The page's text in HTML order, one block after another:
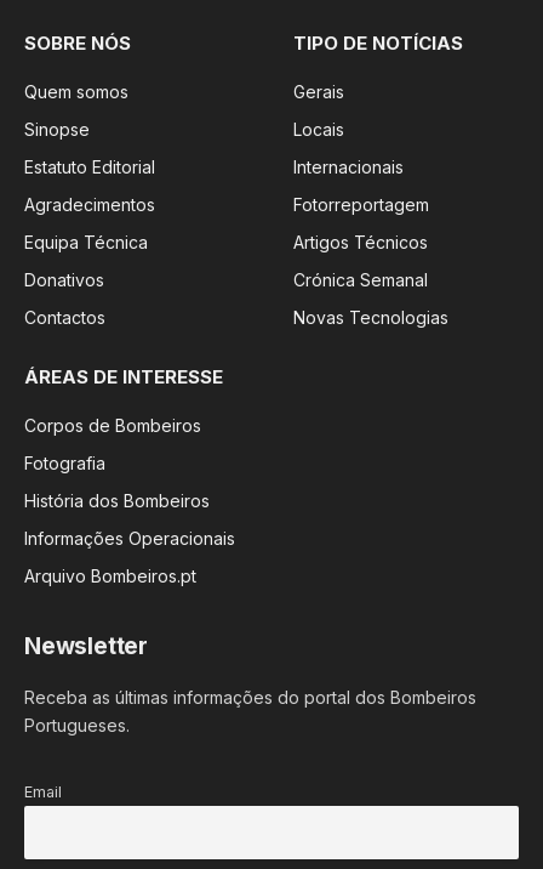
SOBRE NÓS
Quem somos
Sinopse
Estatuto Editorial
Agradecimentos
Equipa Técnica
Donativos
Contactos
TIPO DE NOTÍCIAS
Gerais
Locais
Internacionais
Fotorreportagem
Artigos Técnicos
Crónica Semanal
Novas Tecnologias
ÁREAS DE INTERESSE
Corpos de Bombeiros
Fotografia
História dos Bombeiros
Informações Operacionais
Arquivo Bombeiros.pt
Newsletter
Receba as últimas informações do portal dos Bombeiros
Portugueses.
Email